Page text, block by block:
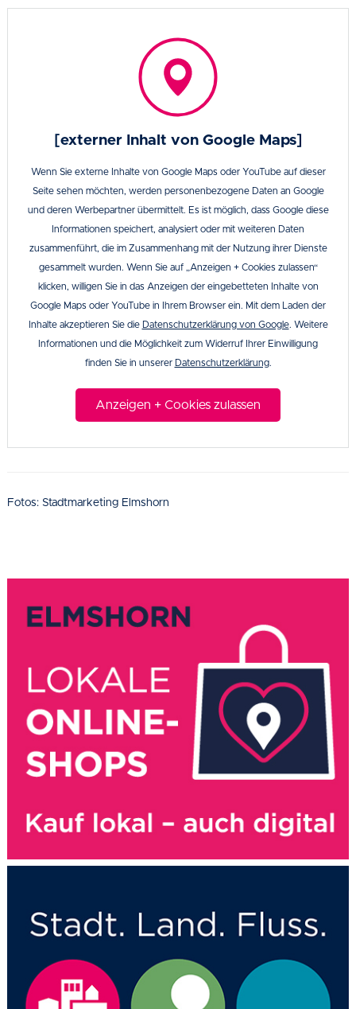
[externer Inhalt von Google Maps]
Wenn Sie externe Inhalte von Google Maps oder YouTube auf dieser
Seite sehen möchten, werden personenbezogene Daten an Google
und deren Werbepartner übermittelt. Es ist möglich, dass Google diese
Informationen speichert, analysiert oder mit weiteren Daten
zusammenführt, die im Zusammenhang mit der Nutzung ihrer Dienste
gesammelt wurden. Wenn Sie auf „Anzeigen + Cookies zulassen“
klicken, willigen Sie in das Anzeigen der eingebetteten Inhalte von
Google Maps oder YouTube in Ihrem Browser ein. Mit dem Laden der
Inhalte akzeptieren Sie die Datenschutzerklärung von Google. Weitere
Informationen und die Möglichkeit zum Widerruf Ihrer Einwilligung
finden Sie in unserer Datenschutzerklärung.
Anzeigen + Cookies zulassen
Fotos: Stadtmarketing Elmshorn